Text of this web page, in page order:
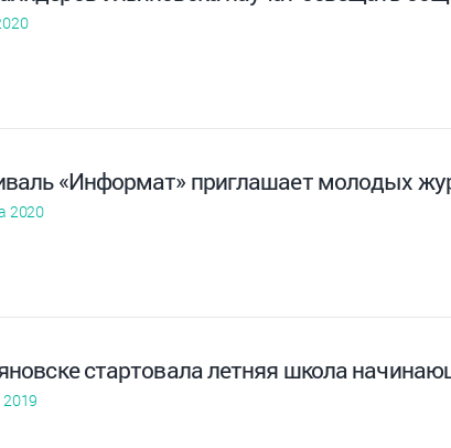
«Информат» приглашает молодых
2020
стартовала летняя школа